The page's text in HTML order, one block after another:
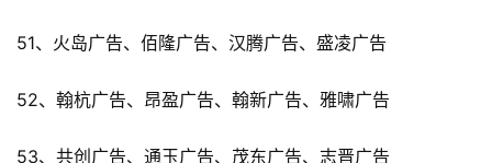
51、火岛广告、佰隆广告、汉腾广告、盛凌广告
52、翰杭广告、昂盈广告、翰新广告、雅啸广告
53、共创广告、通玉广告、茂东广告、志晋广告